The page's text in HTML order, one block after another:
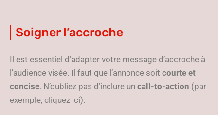
Soigner l’accroche
Il est essentiel d’adapter votre message d’accroche à
l’audience visée. Il faut que l’annonce soit courte et
concise. N’oubliez pas d’inclure un call-to-action (par
exemple, cliquez ici).